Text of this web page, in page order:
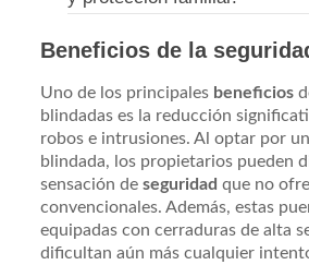
Beneficios de la
Uno de los principales beneficios
blindadas es la reducción
robos e intrusiones. Al optar por
blindada, los propietarios pueden
sensación deseguridad que no
convencionales. Además, estas
equipadas con cerraduras de alta
dificultan aún más cualquier